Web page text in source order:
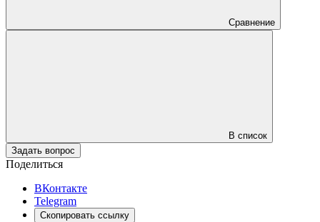
Сравнение
В список
Задать вопрос
Поделиться
ВКонтакте
Telegram
Скопировать ссылку